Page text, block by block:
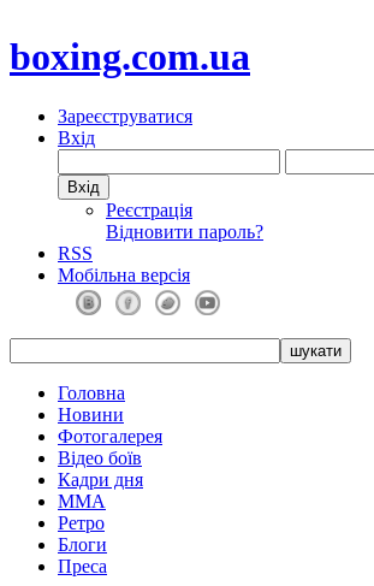
boxing.com.ua
Зареєструватися
Вхід
Реєстрація
Відновити пароль?
RSS
Мобільна версія
Головна
Новини
Фотогалерея
Відео боїв
Кадри дня
ММА
Ретро
Блоги
Преса